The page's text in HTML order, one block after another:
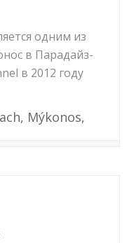
одним из
в Парадайз-
в 2012 году
Mýkonos,